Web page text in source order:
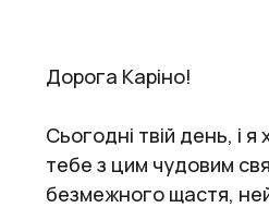
Дорога Каріно!
Сьогодні твій день, і я
тебе з цим чудовим
безмежного щастя,